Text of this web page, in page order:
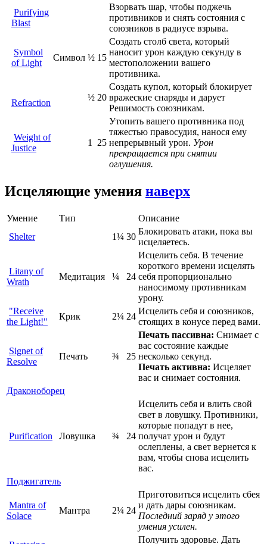
Purifying
Blast
Взорвать шар, чтобы поджечь
противников и снять состояния с
союзников в радиусе взрыва.
Symbol
of Light
Символ ½ 15
Создать столб света, который
наносит урон каждую секунду в
местоположении вашего
противника.
Refraction
½ 20
Создать купол, который блокирует
вражеские снаряды и дарует
Решимость союзникам.
Weight of
Justice
1 25
Утопить вашего противника под
тяжестью правосудия, нанося ему
непрерывный урон. Урон
прекращается при снятии
оглушения.
Исцеляющие умения наверх
Умение Тип
Описание
Shelter
1¼ 30
Блокировать атаки, пока вы
исцеляетесь.
Litany of
Wrath
Медитация ¼ 24
Исцелить себя. В течение
короткого времени исцелять
себя пропорционально
наносимому противникам
урону.
"Receive
the Light!"
Крик 2¼ 24
Исцелить себя и союзников,
стоящих в конусе перед вами.
Signet of
Resolve
Печать ¾ 25
Печать пассивна: Снимает с
вас состояние каждые
несколько секунд.
Печать активна: Исцеляет
вас и снимает состояния.
Драконоборец
Purification Ловушка ¾ 24
Исцелить себя и влить свой
свет в ловушку. Противники,
которые попадут в нее,
получат урон и будут
ослеплены, а свет вернется к
вам, чтобы снова исцелить
вас.
Поджигатель
Mantra of
Solace
Мантра 2¼ 24
Приготовиться исцелить сбея
и дать дары союзникам.
Последний заряд у этого
умения усилен.
Получить здоровье. Дать